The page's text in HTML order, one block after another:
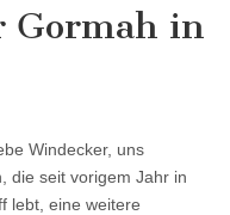
Gormah in
Windecker, uns
die seit vorigem Jahr in
lebt, eine weitere